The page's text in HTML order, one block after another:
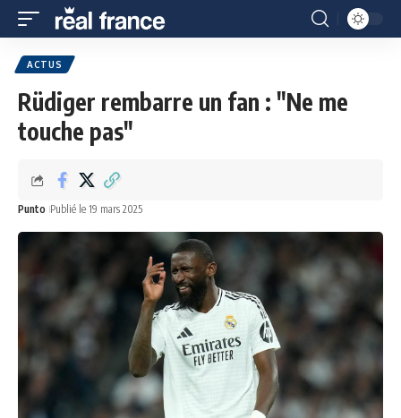
ACTUS
Rüdiger rembarre un fan : "Ne me
touche pas"
Punto Publié le 19 mars 2025